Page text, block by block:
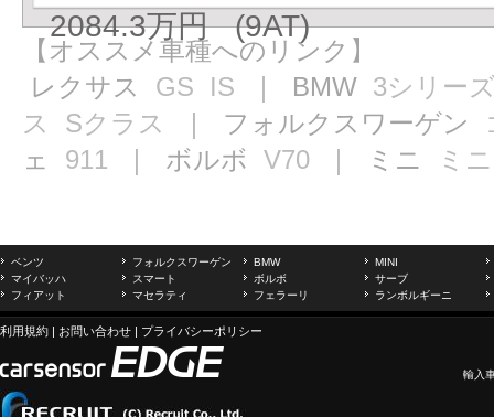
2084.3万円 (9AT)
【オススメ車種へのリンク】
レクサス GS IS ｜ BMW 3シリー
ス
Sクラス ｜ フォルクスワーゲン
ェ 911 ｜ ボルボ V70 ｜ ミニ ミニ
ベンツ フォルクスワーゲン BMW
MINI
マイバッハ
スマート ボルボ
サーブ
フィアット
マセラティ フェラーリ ランボルギーニ
利用規約 | お問い合わせ | プライバシーポリシー
輸入